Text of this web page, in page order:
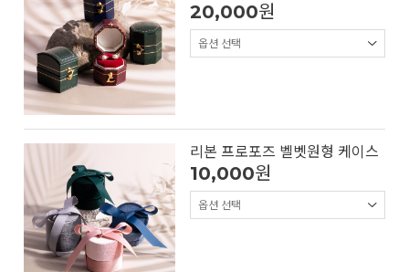
20,000원
리본 프로포즈 벨벳원형 케이스
10,000원